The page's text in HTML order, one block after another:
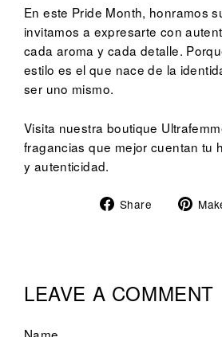
En este Pride Month, honramos
invitamos a expresarte con
cada aroma y cada detalle.
estilo es el que nace de la
ser uno mismo.
Visita nuestra boutique
fragancias que mejor cuentan tu
y autenticidad.
Share
Share
LEAVE A COMMENT
Name